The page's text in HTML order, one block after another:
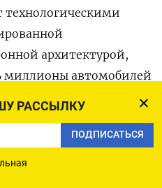
РАССЫЛКУ
ПОДПИСАТЬСЯ
технологическими
архитектурой,
миллионы автомобилей
подключенные,
виды машин.